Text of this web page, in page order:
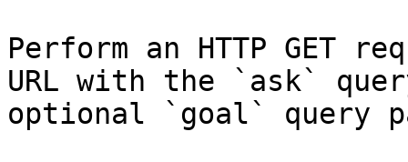
Perform an HTTP GET
URL with the `ask`
optional `goal` query